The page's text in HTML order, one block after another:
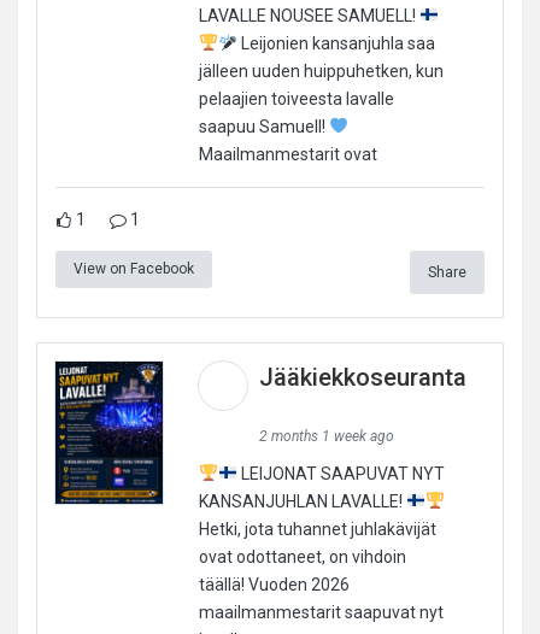
LAVALLE NOUSEE SAMUELL!
Leijonien kansanjuhla saa
jälleen uuden huippuhetken, kun
pelaajien toiveesta lavalle
saapuu Samuell!
Maailmanmestarit ovat
1 1
View on Facebook Share
Jääkiekkoseuranta
2 months 1 week ago
LEIJONAT SAAPUVAT NYT
KANSANJUHLAN LAVALLE!
Hetki, jota tuhannet juhlakävijät
ovat odottaneet, on vihdoin
täällä! Vuoden 2026
maailmanmestarit saapuvat nyt